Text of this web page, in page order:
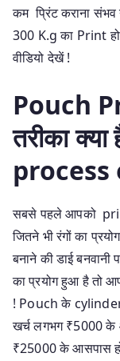
कम प्रिंट कराना संभव
300 K.g का Print
वीडियो देखें !
Pouch
तरीका
सबसे पहले आपको
जितने भी रंगों का
बनाने की डाई
का प्रयोग हुआ है तो
! Pouch के cylinder
खर्च लगभग ₹5000
₹25000 के आसपास